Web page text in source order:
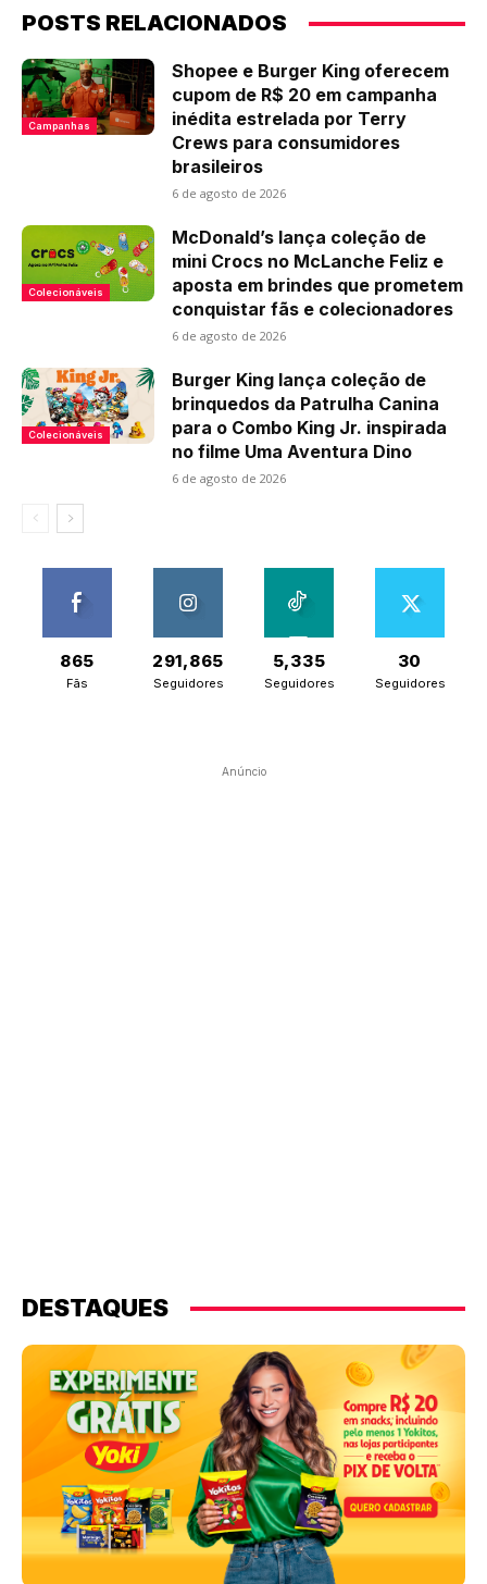
POSTS RELACIONADOS
Campanhas
Shopee e Burger King oferecem
cupom de R$ 20 em campanha
inédita estrelada por Terry
Crews para consumidores
brasileiros
6 de agosto de 2026
Colecionáveis
McDonald’s lança coleção de
mini Crocs no McLanche Feliz e
aposta em brindes que prometem
conquistar fãs e colecionadores
6 de agosto de 2026
Colecionáveis
Burger King lança coleção de
brinquedos da Patrulha Canina
para o Combo King Jr. inspirada
no filme Uma Aventura Dino
6 de agosto de 2026
865
Fãs
291,865
Seguidores
5,335
Seguidores
30
Seguidores
Anúncio
DESTAQUES